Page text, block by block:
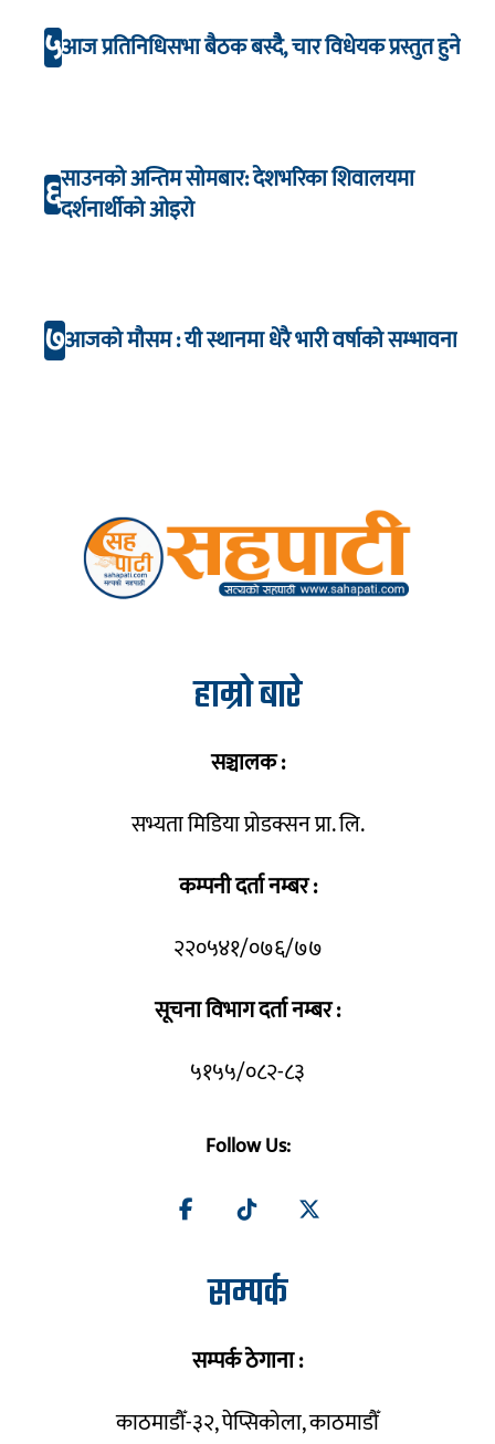
५आज प्रतिनिधिसभा बैठक बस्दैै, चार विधेयक प्रस्तुत हुने
६साउनको अन्तिम सोमबार: देशभरिका शिवालयमा
दर्शनार्थीको ओइरो
७आजको मौसम : यी स्थानमा धेरै भारी वर्षाको सम्भावना
हाम्रो बारे
सञ्चालक :
सभ्यता मिडिया प्रोडक्सन प्रा. लि.
कम्पनी दर्ता नम्बर :
२२०५४१/०७६/७७
सूचना विभाग दर्ता नम्बर :
५१५५/०८२-८३
Follow Us:
सम्पर्क
सम्पर्क ठेगाना :
काठमाडौँ-३२, पेप्सिकोला, काठमाडौँ